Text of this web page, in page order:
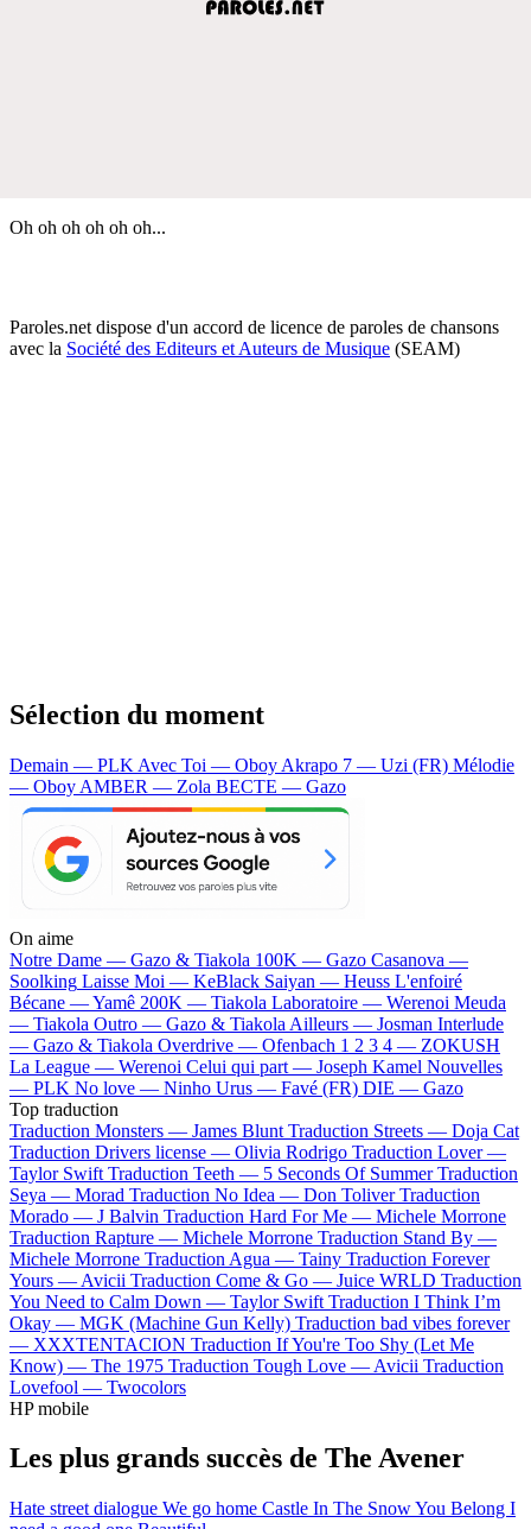
Oh oh oh oh oh oh...
Paroles.net dispose d'un accord de licence de paroles de chansons
avec la Société des Editeurs et Auteurs de Musique (SEAM)
Sélection du moment
Demain — PLK Avec Toi — Oboy Akrapo 7 — Uzi (FR) Mélodie
— Oboy AMBER — Zola BECTE — Gazo
On aime
Notre Dame — Gazo & Tiakola 100K — Gazo Casanova —
Soolking Laisse Moi — KeBlack Saiyan — Heuss L'enfoiré
Bécane —Yamê 200K — Tiakola Laboratoire — Werenoi Meuda
— Tiakola Outro — Gazo & Tiakola Ailleurs — Josman Interlude
— Gazo & Tiakola Overdrive — Ofenbach 1 2 3 4 — ZOKUSH
La League — Werenoi Celui qui part — Joseph Kamel Nouvelles
— PLK No love — Ninho Urus — Favé (FR) DIE — Gazo
Top traduction
Traduction Monsters — James Blunt Traduction Streets — Doja Cat
Traduction Drivers license — Olivia Rodrigo Traduction Lover —
Taylor Swift Traduction Teeth — 5 Seconds Of Summer Traduction
Seya — Morad Traduction No Idea — Don Toliver Traduction
Morado — J Balvin Traduction Hard For Me — Michele Morrone
Traduction Rapture — Michele Morrone Traduction Stand By —
Michele Morrone Traduction Agua — Tainy Traduction Forever
Yours — Avicii Traduction Come & Go — Juice WRLD Traduction
You Need to Calm Down — Taylor Swift Traduction I Think I’m
Okay — MGK (Machine Gun Kelly) Traduction bad vibes forever
— XXXTENTACION Traduction If You're Too Shy (Let Me
Know) — The 1975 Traduction Tough Love — Avicii Traduction
Lovefool — Twocolors
HP mobile
Les plus grands succès de The Avener
Hate street dialogue We go home Castle In The SnowYou Belong I